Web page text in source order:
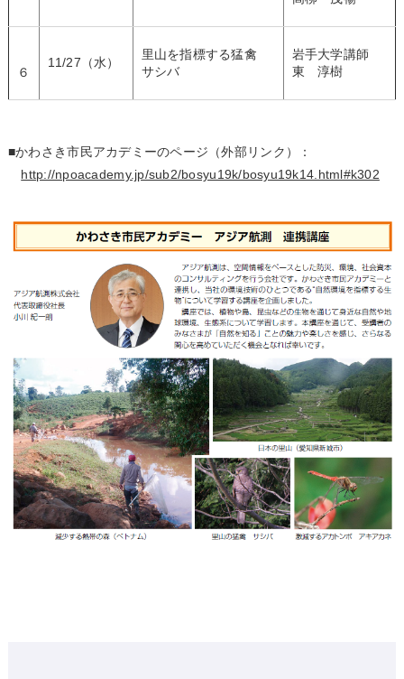
６
11/27（水）
里山を指標する猛禽
サシバ
岩手大学講師
東 淳樹
■かわさき市民アカデミーのページ（外部リンク）：
http://npoacademy.jp/sub2/bosyu19k/bosyu19k14.html#k302